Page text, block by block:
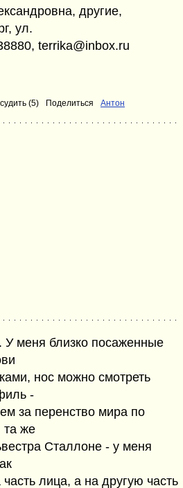
другие,
ул.
terrika@inbox.ru
(5) Поделиться Антон
меня близко посаженные
нос можно смотреть
-
за перенство мира по
та же
Сталлоне - у меня
лица, а на другую часть